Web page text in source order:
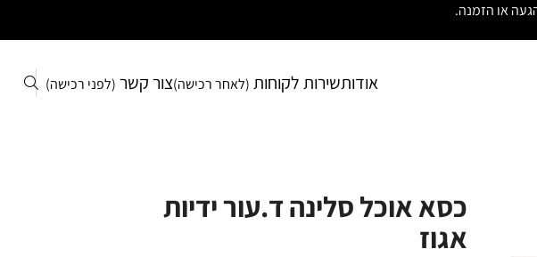
או הזמנה.
אודותשירות לקוחות (לאחר רכישה)צור קשר (לפני רכישה)
כסא אוכל סלינה ד.עור ידיות
אגוז